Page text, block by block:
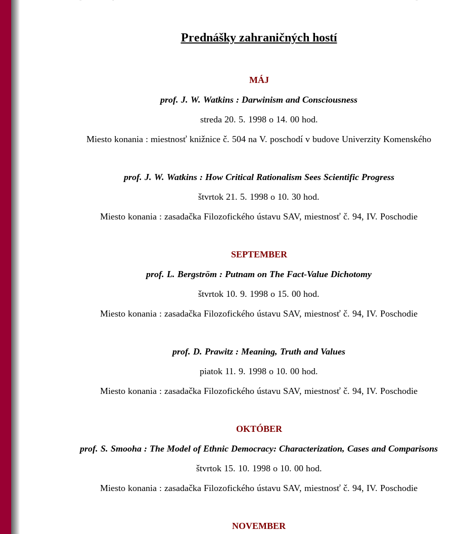
Prednášky zahraničných hostí
MÁJ
prof. J. W. Watkins : Darwinism and Consciousness
streda 20. 5. 1998 o 14. 00 hod.
Miesto konania : miestnosť knižnice č. 504 na V. poschodí v budove Univerzity Komenského
prof. J. W. Watkins : How Critical Rationalism Sees Scientific Progress
štvrtok 21. 5. 1998 o 10. 30 hod.
Miesto konania : zasadačka Filozofického ústavu SAV, miestnosť č. 94, IV. Poschodie
SEPTEMBER
prof. L. Bergström : Putnam on The Fact-Value Dichotomy
štvrtok 10. 9. 1998 o 15. 00 hod.
Miesto konania : zasadačka Filozofického ústavu SAV, miestnosť č. 94, IV. Poschodie
prof. D. Prawitz : Meaning, Truth and Values
piatok 11. 9. 1998 o 10. 00 hod.
Miesto konania : zasadačka Filozofického ústavu SAV, miestnosť č. 94, IV. Poschodie
OKTÓBER
prof. S. Smooha : The Model of Ethnic Democracy: Characterization, Cases and Comparisons
štvrtok 15. 10. 1998 o 10. 00 hod.
Miesto konania : zasadačka Filozofického ústavu SAV, miestnosť č. 94, IV. Poschodie
NOVEMBER